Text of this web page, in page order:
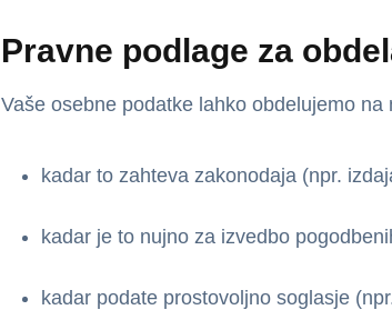
Pravne podlage za
Vaše osebne podatke lahko obdelujemo na
kadar to zahteva zakonodaja (npr.
kadar je to nujno za izvedbo
kadar podate prostovoljno soglasje